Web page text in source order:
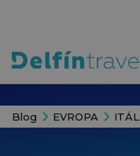
Blog EVROPA